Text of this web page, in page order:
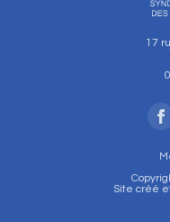
17
Site créé